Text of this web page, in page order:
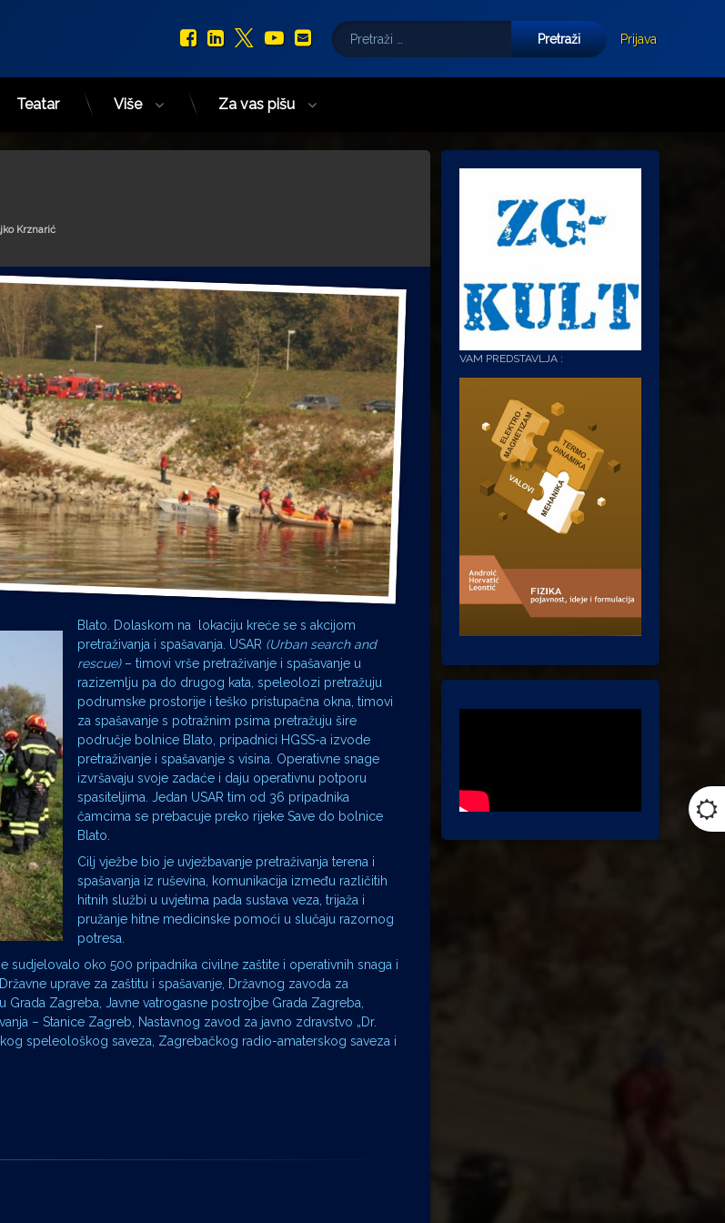
Facebook
LinkedIn
X.com
YouTube
E-mail
Pretraži:
Prijava
Teatar Više Za vas pišu
Krznarić
Blato. Dolaskom na lokaciju kreće se s akcijom
pretraživanja i spašavanja. USAR (Urban search and
rescue)– timovi vrše pretraživanje i spašavanje u
razizemlju pa do drugog kata, speleolozi pretražuju
podrumske prostorije i teško pristupačna okna, timovi
za spašavanje s potražnim psima pretražuju šire
područje bolnice Blato, pripadnici HGSS-a izvode
pretraživanje i spašavanje s visina. Operativne snage
izvršavaju svoje zadaće i daju operativnu potporu
spasiteljima. Jedan USAR tim od 36 pripadnika
čamcima se prebacuje preko rijeke Save do bolnice
Blato.
Cilj vježbe bio je uvježbavanje pretraživanja terena i
spašavanja iz ruševina, komunikacija između različitih
hitnih službi u uvjetima pada sustava veza, trijaža i
pružanje hitne medicinske pomoći u slučaju razornog
potresa.
sudjelovalo oko 500 pripadnika civilne zaštite i operativnih snaga i
uprave za zaštitu i spašavanje, Državnog zavoda za
Zagreba, Javne vatrogasne postrojbe Grada Zagreba,
– Stanice Zagreb, Nastavnog zavod za javno zdravstvo „Dr.
speleološkog saveza, Zagrebačkog radio-amaterskog saveza i
VAM PREDSTAVLJA :